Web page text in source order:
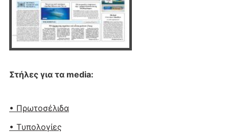
Στήλες για τα media:
• Πρωτοσέλιδα
• Tυπολογίες